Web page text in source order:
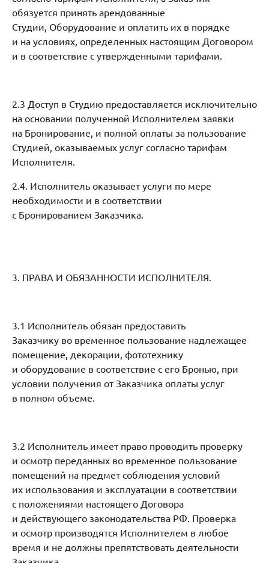
обязуется принять арендованные
Студии, Оборудование и оплатить их в порядке
и на условиях, определенных настоящим Договором
и в соответствие с утвержденными тарифами.
2.3 Доступ в Студию предоставляется исключительно
на основании полученной Исполнителем заявки
на Бронирование, и полной оплаты за пользование
Студией, оказываемых услуг согласно тарифам
Исполнителя.
2.4. Исполнитель оказывает услуги по мере
необходимости и в соответствии
с Бронированием Заказчика.
3. ПРАВА И ОБЯЗАННОСТИ ИСПОЛНИТЕЛЯ.
3.1 Исполнитель обязан предоставить
Заказчику во временное пользование надлежащее
помещение, декорации, фототехнику
и оборудование в соответствие с его Бронью, при
условии получения от Заказчика оплаты услуг
в полном объеме.
3.2 Исполнитель имеет право проводить проверку
и осмотр переданных во временное пользование
помещений на предмет соблюдения условий
их использования и эксплуатации в соответствии
с положениями настоящего Договора
и действующего законодательства РФ. Проверка
и осмотр производятся Исполнителем в любое
время и не должны препятствовать деятельности